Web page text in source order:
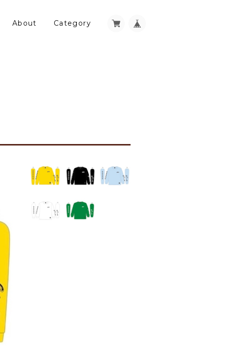
About Category